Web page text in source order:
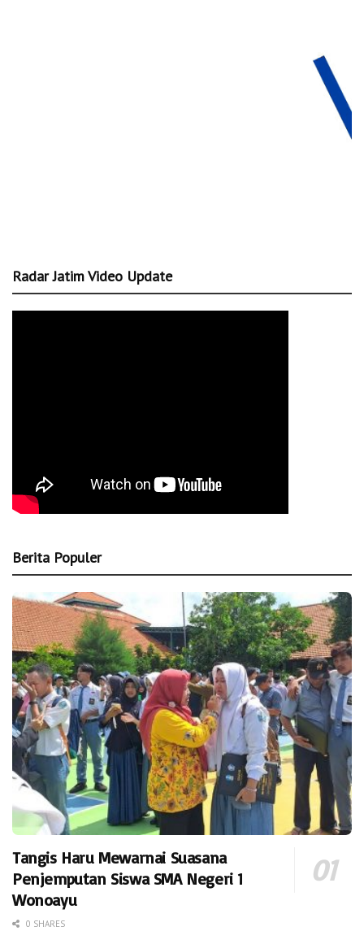
Radar Jatim Video Update
Berita Populer
Tangis Haru Mewarnai Suasana
Penjemputan Siswa SMA Negeri 1
Wonoayu
0 SHARES